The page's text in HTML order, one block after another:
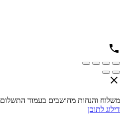
משלוח והנחות מחושבים בעמוד התשלום
דילוג לתוכן